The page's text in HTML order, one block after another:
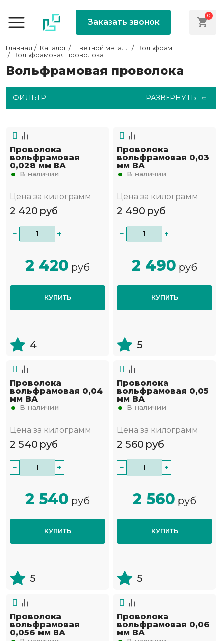
Заказать звонок
0
Главная Каталог Цветной металл
Вольфрам
Вольфрамовая проволока
Вольфрамовая проволока
ФИЛЬТР РАЗВЕРНУТЬ
Проволока
вольфрамовая
0,028 мм ВА
В наличии
Цена за килограмм
2 420 руб
− +
2 420 руб
КУПИТЬ
4
Проволока
вольфрамовая 0,03
мм ВА
В наличии
Цена за килограмм
2 490 руб
− +
2 490 руб
КУПИТЬ
5
Проволока
вольфрамовая 0,04
мм ВА
В наличии
Цена за килограмм
2 540 руб
− +
2 540 руб
КУПИТЬ
5
Проволока
вольфрамовая 0,05
мм ВА
В наличии
Цена за килограмм
2 560 руб
− +
2 560 руб
КУПИТЬ
5
Проволока
вольфрамовая
0,056 мм ВА
Проволока
вольфрамовая 0,06
мм ВА